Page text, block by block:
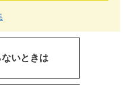
ないときは